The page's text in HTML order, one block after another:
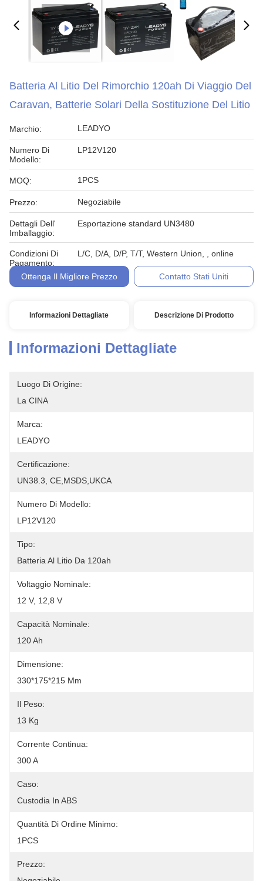
Batteria Al Litio Del Rimorchio 120ah Di Viaggio Del
Caravan, Batterie Solari Della Sostituzione Del Litio
Marchio: LEADYO
Numero Di
Modello:
LP12V120
MOQ: 1PCS
Prezzo: Negoziabile
Dettagli Dell'
Imballaggio:
Esportazione standard UN3480
Condizioni Di
Pagamento:
L/C, D/A, D/P, T/T, Western Union, , online
Ottenga Il Migliore Prezzo Contatto Stati Uniti
Informazioni Dettagliate Descrizione Di Prodotto
Informazioni Dettagliate
Luogo Di Origine:
La CINA
Marca:
LEADYO
Certificazione:
UN38.3, CE,MSDS,UKCA
Numero Di Modello:
LP12V120
Tipo:
Batteria Al Litio Da 120ah
Voltaggio Nominale:
12 V, 12,8 V
Capacità Nominale:
120 Ah
Dimensione:
330*175*215 Mm
Il Peso:
13 Kg
Corrente Continua:
300 A
Caso:
Custodia In ABS
Quantità Di Ordine Minimo:
1PCS
Prezzo: